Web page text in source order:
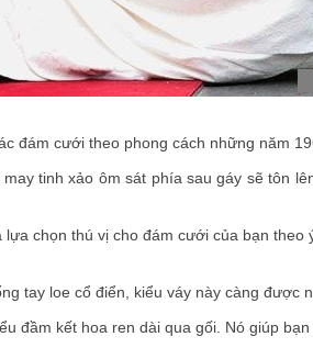
đám cưới theo phong cách những năm
tinh xảo ôm sát phía sau gáy sẽ tôn
chọn thú vị cho đám cưới của bạn
tay loe cổ điển, kiểu váy này càng được
đầm kết hoa ren dài qua gối. Nó giúp